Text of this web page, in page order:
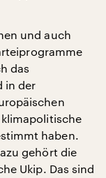
und auch
das
in der
haben.
gehört die
Ukip. Das sind